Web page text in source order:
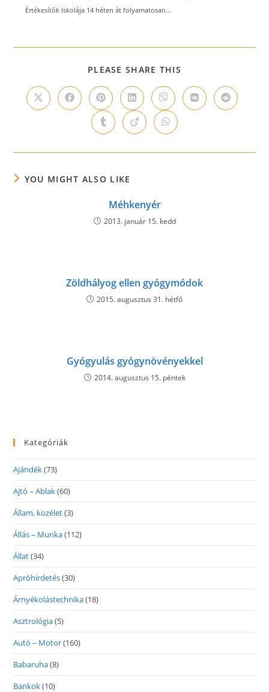
Értékesítők Iskolája 14 héten át folyamatosan...
PLEASE SHARE THIS
CONTENT
Opens
in
Opens
in
window
Opens
in
a
new
window
Opens
in
a
new
window
Opens
in
a
new
window
Opens
in
Opens
in
Opens
in
new
Opens
in
new
Opens
in
new
YOU MIGHT ALSO LIKE
Méhkenyér
2013. január 15. kedd
Zöldhályog ellen gyógymódok
2015. augusztus 31. hétfő
Gyógyulás gyógynövényekkel
2014. augusztus 15. péntek
Kategóriák
Ajándék(73)
Ajtó – Ablak(60)
Állam, közélet(3)
Állás – Munka(112)
Állat(34)
Apróhirdetés(30)
Árnyékolástechnika(18)
Asztrológia(5)
Autó – Motor(160)
Babaruha(8)
Bankok(10)